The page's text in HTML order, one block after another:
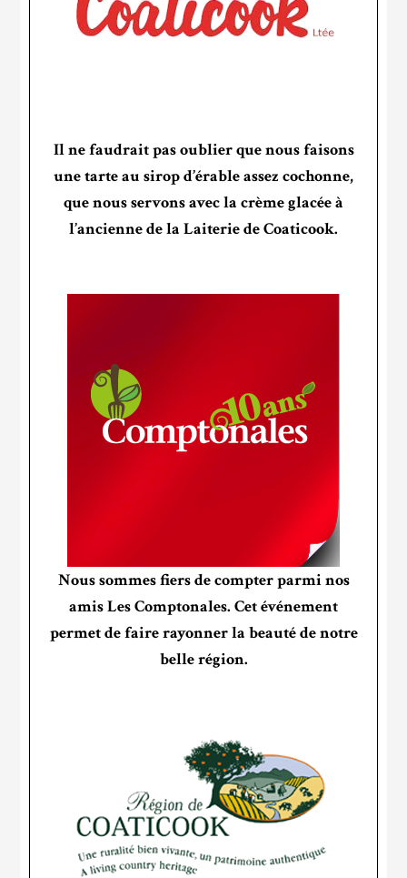
Il ne faudrait pas oublier que nous faisons
une tarte au sirop d’érable assez cochonne,
que nous servons avec la crème glacée à
l’ancienne de la Laiterie de Coaticook.
Nous sommes fiers de compter parmi nos
amis Les Comptonales. Cet événement
permet de faire rayonner la beauté de notre
belle région.